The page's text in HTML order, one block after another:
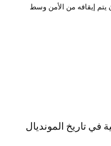
يتم إيقافه من الأمن وسط
في تاريخ المونديال